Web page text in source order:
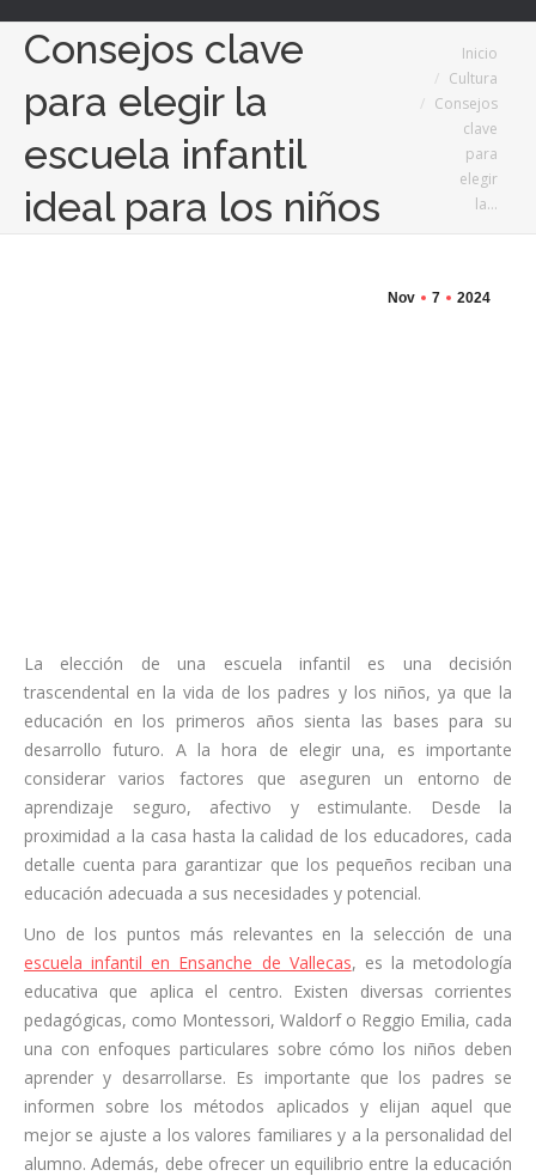
Consejos clave
para elegir la
escuela infantil
ideal para los niños
Estás aquí:Inicio
Cultura
Consejos
clave
para
elegir
la…
Nov 7 2024
La elección de una escuela infantil es una decisión
trascendental en la vida de los padres y los niños, ya que la
educación en los primeros años sienta las bases para su
desarrollo futuro. A la hora de elegir una, es importante
considerar varios factores que aseguren un entorno de
aprendizaje seguro, afectivo y estimulante. Desde la
proximidad a la casa hasta la calidad de los educadores, cada
detalle cuenta para garantizar que los pequeños reciban una
educación adecuada a sus necesidades y potencial.
Uno de los puntos más relevantes en la selección de una
escuela infantil en Ensanche de Vallecas, es la metodología
educativa que aplica el centro. Existen diversas corrientes
pedagógicas, como Montessori, Waldorf o Reggio Emilia, cada
una con enfoques particulares sobre cómo los niños deben
aprender y desarrollarse. Es importante que los padres se
informen sobre los métodos aplicados y elijan aquel que
mejor se ajuste a los valores familiares y a la personalidad del
alumno. Además, debe ofrecer un equilibrio entre la educación